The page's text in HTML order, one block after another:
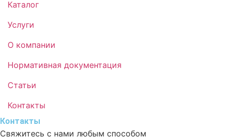
Каталог
Услуги
О компании
Нормативная документация
Статьи
Контакты
Контакты
Свяжитесь с нами любым способом